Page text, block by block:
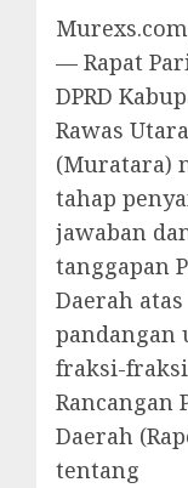
— Rapat
DPRD
Rawas Utara
(Muratara)
tahap
jawaban
tanggapan
Daerah atas
pandangan
fraksi-
Rancangan
Daerah
tentang